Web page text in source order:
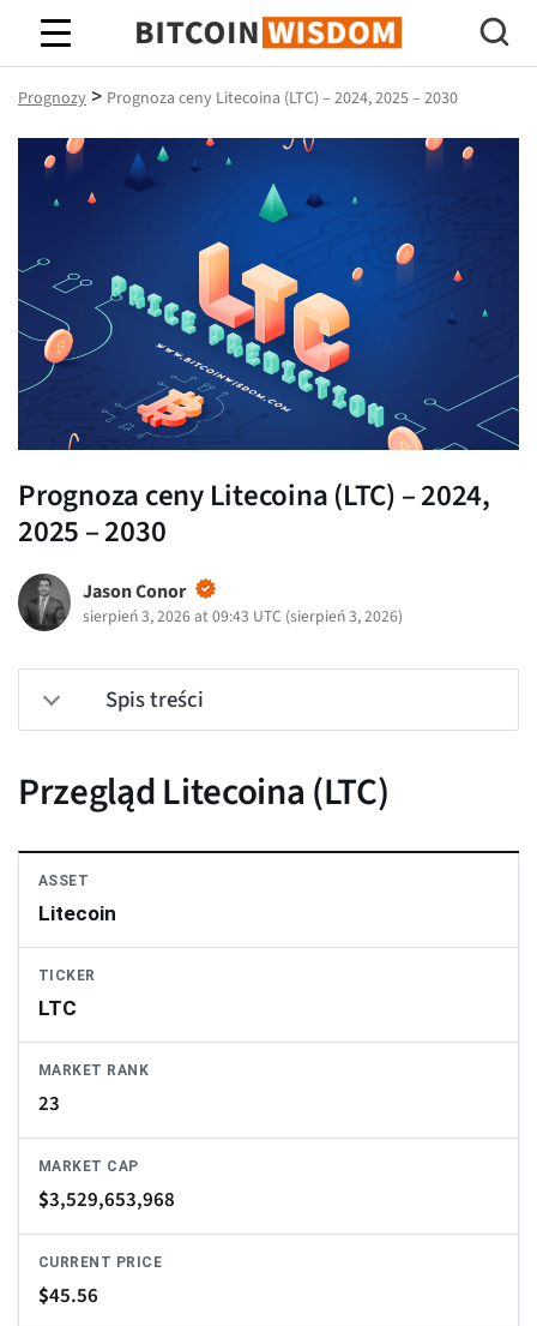
Mądrość Bitcoina
Prognozy > Prognoza ceny Litecoina (LTC) – 2024, 2025 – 2030
Prognoza ceny Litecoina (LTC) – 2024,
2025 – 2030
Jason Conor
sierpień 3, 2026 at 09:43 UTC (sierpień 3, 2026)
Spis treści
Przegląd Litecoina (LTC)
ASSET
Litecoin
TICKER
LTC
MARKET RANK
23
MARKET CAP
$3,529,653,968
CURRENT PRICE
$45.56